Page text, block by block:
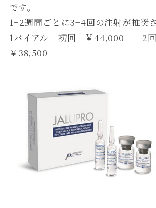
です。
1−2週間ごとに3−4回の注射が推奨
1バイアル 初回 ￥44,000 2
￥38,500